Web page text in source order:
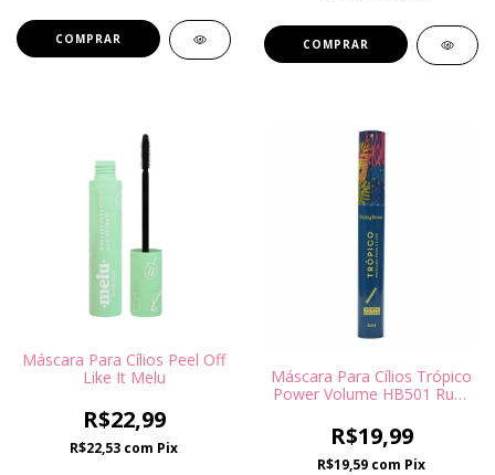
Máscara Para Cílios Peel Off
Like It Melu
R$22,99
R$22,53 com Pix
Máscara Para Cílios Trópico
Power Volume HB501 Ruby
R$19,99
R$19,59 com Pix